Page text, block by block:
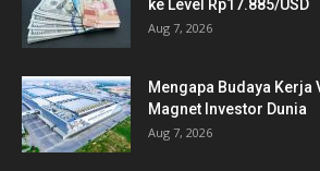
ke Level Rp17.885/USD
Aug 7, 2026
Mengapa Budaya Kerja
Magnet Investor Dunia
Aug 7, 2026